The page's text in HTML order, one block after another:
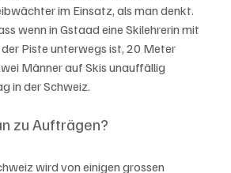
im Einsatz, als man denkt.
wenn in Gstaad eine Skilehrerin mit
Piste unterwegs ist, 20 Meter
Männer auf Skis unauffällig
in der Schweiz.
zu Aufträgen?
wird von einigen grossen